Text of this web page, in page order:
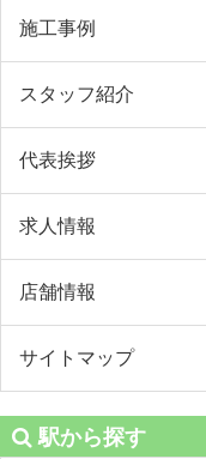
施工事例
スタッフ紹介
代表挨拶
求人情報
店舗情報
サイトマップ
駅から探す